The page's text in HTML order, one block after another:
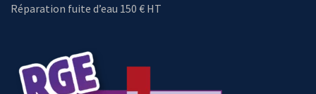
Réparation fuite d’eau 150 € HT